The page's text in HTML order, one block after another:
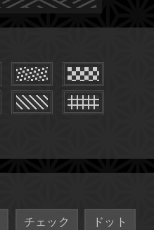
チェック ドット